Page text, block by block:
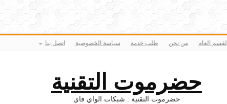
القسم العام من نحن طلب خدمة سياسة الخصوصية اتصل بنا
حضرموت التقنية
حضرموت التقنية : شبكات الواي فاي